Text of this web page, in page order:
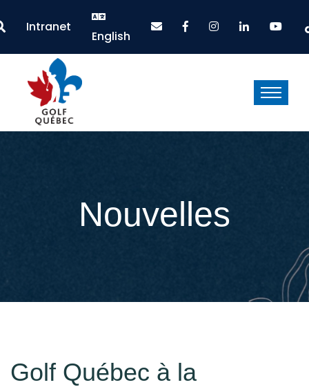
Intranet
English
Nouvelles
Golf Québec à la